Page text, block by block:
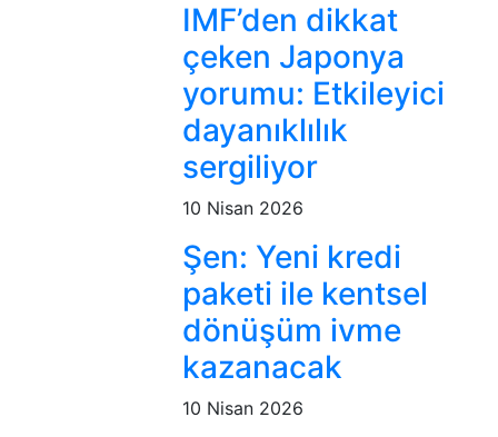
IMF’den dikkat
çeken Japonya
yorumu: Etkileyici
dayanıklılık
sergiliyor
10 Nisan 2026
Şen: Yeni kredi
paketi ile kentsel
dönüşüm ivme
kazanacak
10 Nisan 2026